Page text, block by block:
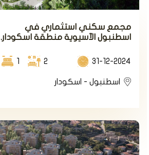
مجمع سكني استثماري في
اسطنبول الآسيوية منطقة اسكودار.
31-12-2024
2
1
اسطنبول - اسكودار